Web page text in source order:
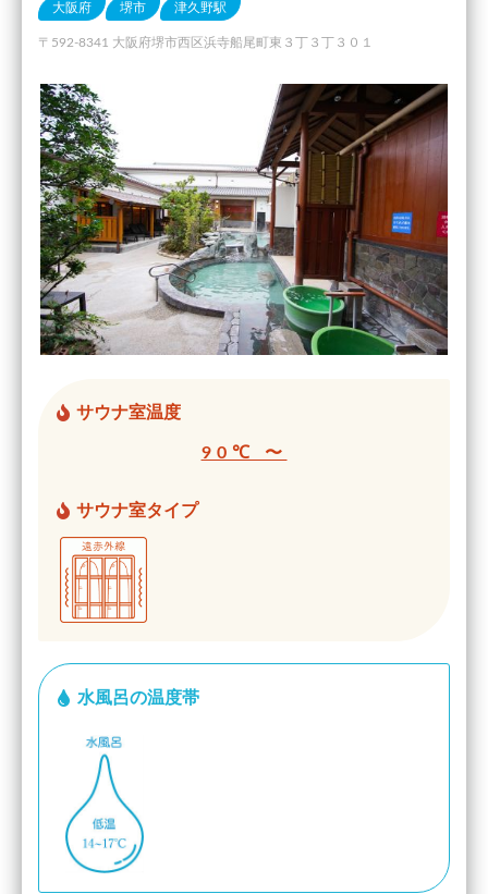
大阪府 堺市 津久野駅
〒592-8341 大阪府堺市西区浜寺船尾町東３丁３丁３０１
サウナ室温度
90℃ 〜
サウナ室タイプ
水風呂の温度帯